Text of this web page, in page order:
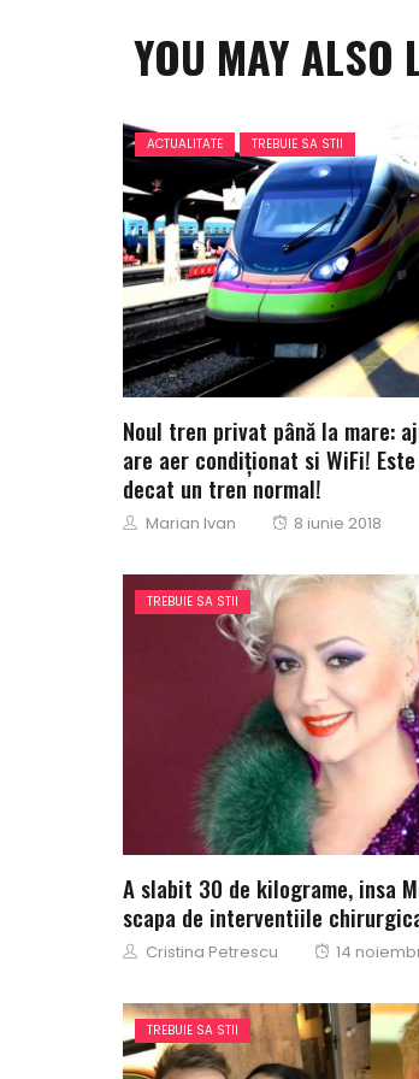
YOU MAY ALSO
ACTUALITATE TREBUIE SA STII
Noul tren privat până la mare:
are aer condiționat si WiFi!
decat un tren normal!
Author
Marian Ivan
Posted
8 iunie 2018
TREBUIE SA STII
A slabit 30 de kilograme, insa
scapa de interventiile
Author
Cristina Petrescu
Posted
14
TREBUIE SA STII